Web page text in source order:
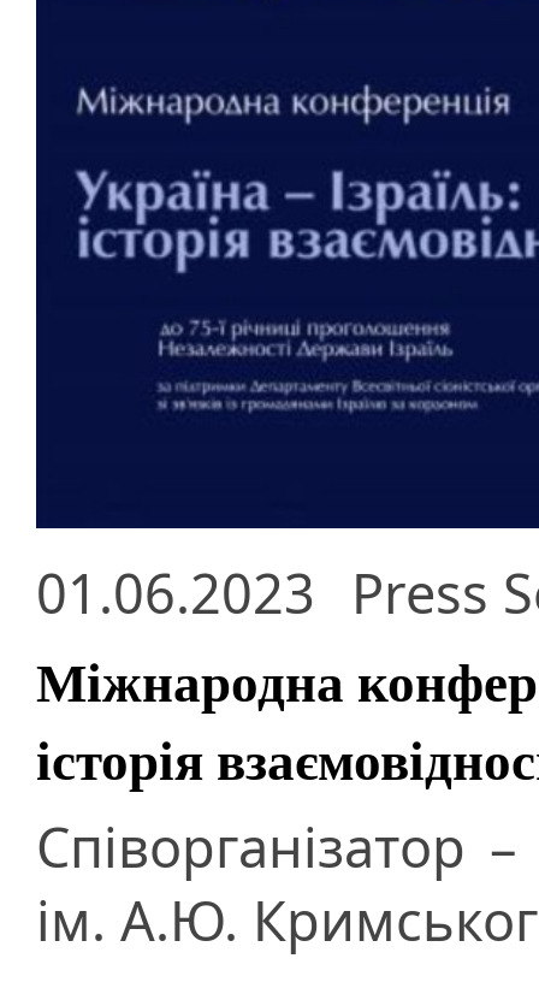
01.06.2023 Press
Міжнародна
історія
Співорганізатор
ім. А.Ю.